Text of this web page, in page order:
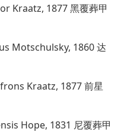
Kraatz, 1877 黑覆葬甲
Motschulsky, 1860 达
Kraatz, 1877 前星
Hope, 1831 尼覆葬甲